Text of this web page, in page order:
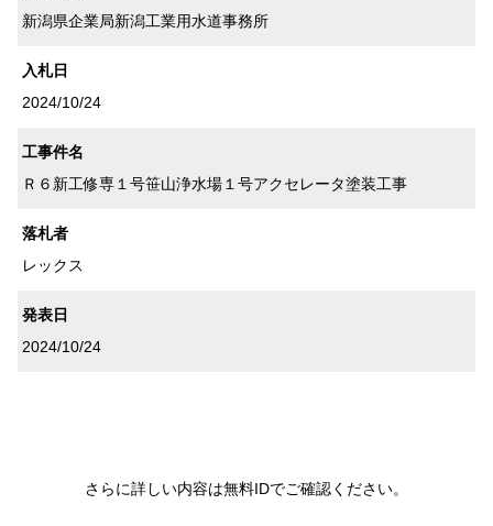
新潟県企業局新潟工業用水道事務所
入札日
2024/10/24
工事件名
Ｒ６新工修専１号笹山浄水場１号アクセレータ塗装工事
落札者
レックス
発表日
2024/10/24
さらに詳しい内容は無料IDでご確認ください。